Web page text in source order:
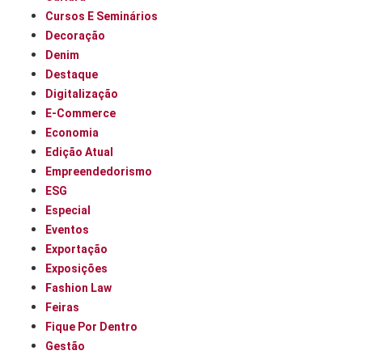
Cursos E Seminários
Decoração
Denim
Destaque
Digitalização
E-Commerce
Economia
Edição Atual
Empreendedorismo
ESG
Especial
Eventos
Exportação
Exposições
Fashion Law
Feiras
Fique Por Dentro
Gestão